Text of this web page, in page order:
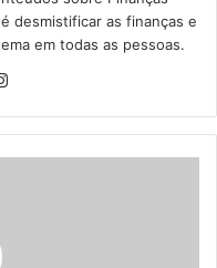
desmistificar as finanças e
em todas as pessoas.